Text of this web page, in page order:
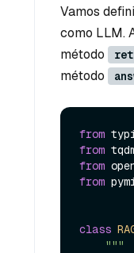
Vamos
como LLM.
método
método
from
from
from
from
class
"""